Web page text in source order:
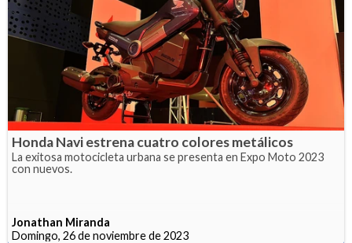
Honda Navi estrena cuatro colores metálicos
La exitosa motocicleta urbana se presenta en Expo Moto 2023
con nuevos.
Jonathan Miranda
Domingo, 26 de noviembre de 2023